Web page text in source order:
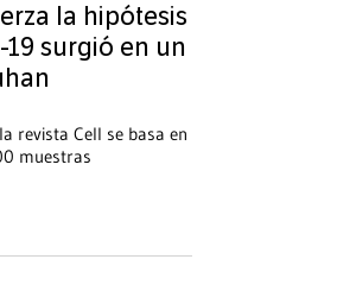
la hipótesis
surgió en un
revista Cell se basa en
muestras